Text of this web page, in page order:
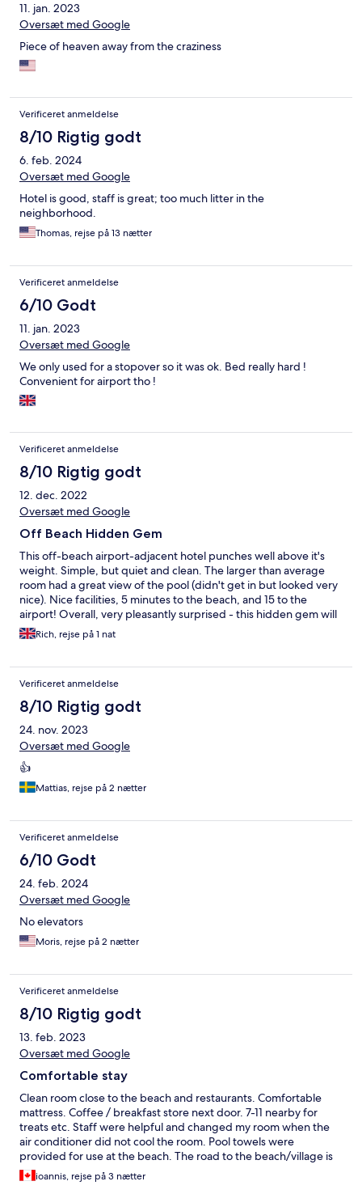
11. jan. 2023
Oversæt med Google
Piece of heaven away from the craziness
Verificeret anmeldelse
8/10 Rigtig godt
6. feb. 2024
Oversæt med Google
Hotel is good, staff is great; too much litter in the
neighborhood.
Thomas, rejse på 13 nætter
Verificeret anmeldelse
6/10 Godt
11. jan. 2023
Oversæt med Google
We only used for a stopover so it was ok. Bed really hard !
Convenient for airport tho !
Verificeret anmeldelse
8/10 Rigtig godt
12. dec. 2022
Oversæt med Google
Off Beach Hidden Gem
This off-beach airport-adjacent hotel punches well above it's
weight. Simple, but quiet and clean. The larger than average
room had a great view of the pool (didn't get in but looked very
nice). Nice facilities, 5 minutes to the beach, and 15 to the
airport! Overall, very pleasantly surprised - this hidden gem will
stay on my list.
Rich, rejse på 1 nat
Verificeret anmeldelse
8/10 Rigtig godt
24. nov. 2023
Oversæt med Google
👍
Mattias, rejse på 2 nætter
Verificeret anmeldelse
6/10 Godt
24. feb. 2024
Oversæt med Google
No elevators
Moris, rejse på 2 nætter
Verificeret anmeldelse
8/10 Rigtig godt
13. feb. 2023
Oversæt med Google
Comfortable stay
Clean room close to the beach and restaurants. Comfortable
mattress. Coffee / breakfast store next door. 7-11 nearby for
treats etc. Staff were helpful and changed my room when the
air conditioner did not cool the room. Pool towels were
provided for use at the beach. The road to the beach/village is
busy so walk with care, especially at night. The national park
wanted 400 baht (17 Canadian dollars), just to walk on the park
ioannis, rejse på 3 nætter